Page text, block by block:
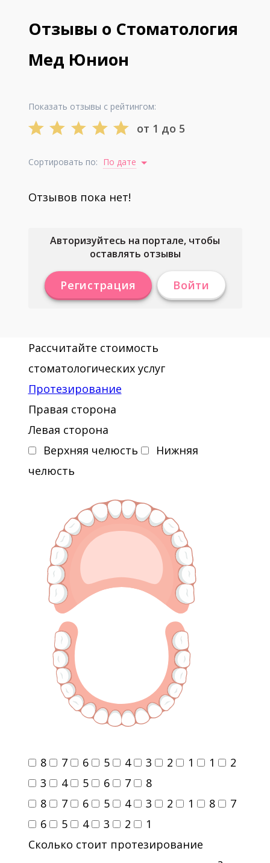
Отзывы о Стоматология
Мед Юнион
Показать отзывы с рейтингом:
от 1 до 5
Сортировать по: По дате
Отзывов пока нет!
Авторизуйтесь на портале, чтобы
оставлять отзывы
Регистрация Войти
Рассчитайте стоимость
стоматологических услуг
Протезирование
Правая сторона
Левая сторона
Верхняя челюсть
Нижняя
челюсть
8 7 6 5 4 3 2 1 1
2
3
4 5 6 7
8
8
7 6 5 4 3 2 1 8
7
6
5 4 3 2
1
Сколько стоит протезирование